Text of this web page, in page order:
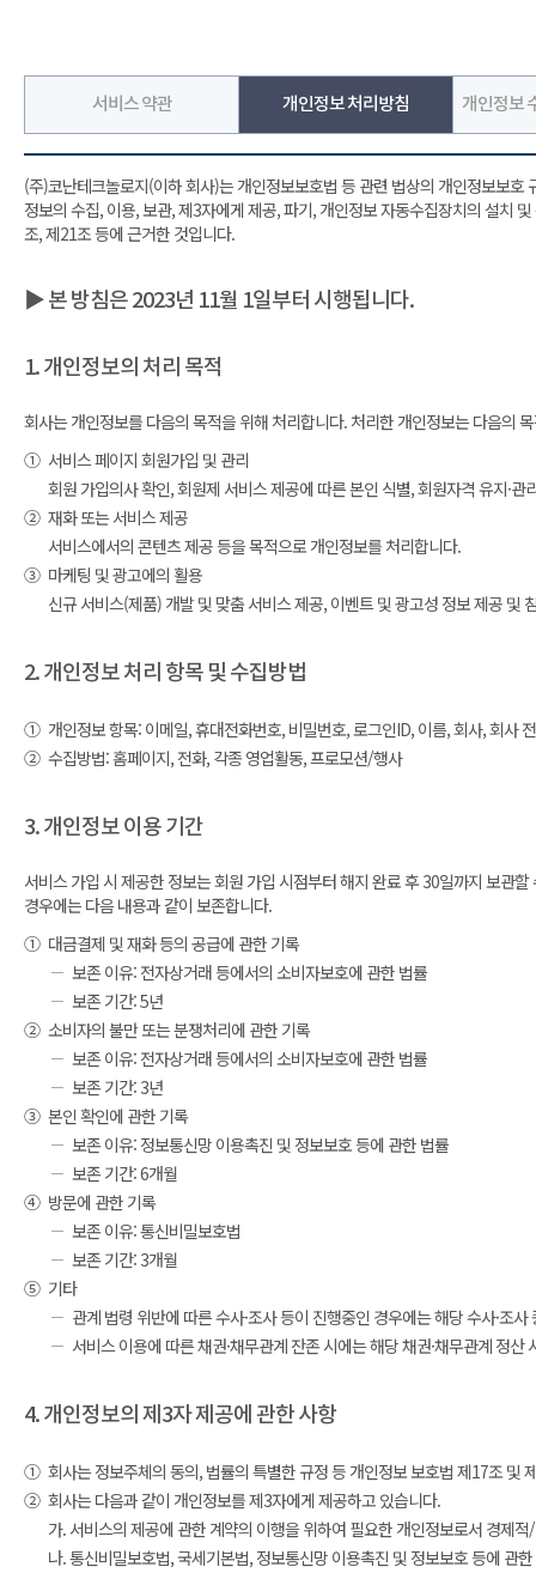
서비스 약관 개인정보 처리방침 개인정보
(주)코난테크놀로지(이하 회사)는 개인정보보호법 등 관련 법상의 개인정보보
정보의 수집, 이용, 보관, 제3자에게 제공, 파기, 개인정보 자동수집장치의 설치
조, 제21조 등에 근거한 것입니다.
▶ 본 방침은 2023년 11월 1일부터 시행됩니다.
1. 개인정보의 처리 목적
회사는 개인정보를 다음의 목적을 위해 처리합니다. 처리한 개인정보는 다음의
① 서비스 페이지 회원가입 및 관리
회원 가입의사 확인, 회원제 서비스 제공에 따른 본인 식별, 회원자격 유지·
② 재화 또는 서비스 제공
서비스에서의 콘텐츠 제공 등을 목적으로 개인정보를 처리합니다.
③ 마케팅 및 광고에의 활용
신규 서비스(제품) 개발 및 맞춤 서비스 제공, 이벤트 및 광고성 정보 제공
2. 개인정보 처리 항목 및 수집방법
① 개인정보 항목: 이메일, 휴대전화번호, 비밀번호, 로그인ID, 이름, 회사, 회사
② 수집방법: 홈페이지, 전화, 각종 영업활동, 프로모션/행사
3. 개인정보 이용 기간
서비스 가입 시 제공한 정보는 회원 가입 시점부터 해지 완료 후 30일까지 보관
경우에는 다음 내용과 같이 보존합니다.
① 대금결제 및 재화 등의 공급에 관한 기록
보존 이유: 전자상거래 등에서의 소비자보호에 관한 법률
보존 기간: 5년
② 소비자의 불만 또는 분쟁처리에 관한 기록
보존 이유: 전자상거래 등에서의 소비자보호에 관한 법률
보존 기간: 3년
③ 본인 확인에 관한 기록
보존 이유: 정보통신망 이용촉진 및 정보보호 등에 관한 법률
보존 기간: 6개월
④ 방문에 관한 기록
보존 이유: 통신비밀보호법
보존 기간: 3개월
⑤ 기타
관계 법령 위반에 따른 수사·조사 등이 진행중인 경우에는 해당 수사·조사
서비스 이용에 따른 채권·채무관계 잔존 시에는 해당 채권·채무관계 정산
4. 개인정보의 제3자 제공에 관한 사항
① 회사는 정보주체의 동의, 법률의 특별한 규정 등 개인정보 보호법 제17조 및
② 회사는 다음과 같이 개인정보를 제3자에게 제공하고 있습니다.
가. 서비스의 제공에 관한 계약의 이행을 위하여 필요한 개인정보로서 경제
나. 통신비밀보호법, 국세기본법, 정보통신망 이용촉진 및 정보보호 등에 관